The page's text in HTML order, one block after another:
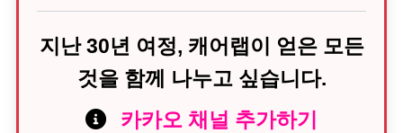
지난 30년 여정, 캐어랩이 얻은 모든
것을 함께 나누고 싶습니다.
카카오 채널 추가하기